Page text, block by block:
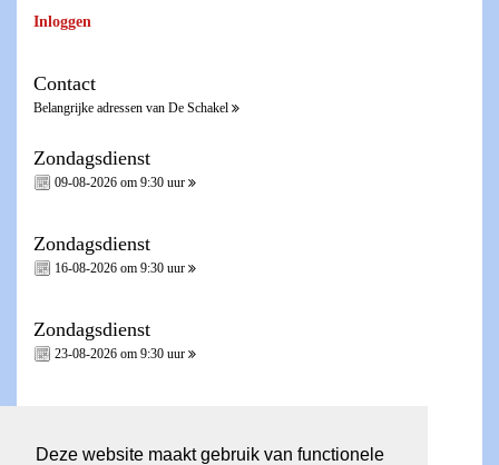
Deze website maakt gebruik van functionele
Inloggen
Contact
Belangrijke adressen van De Schakel
Zondagsdienst
09-08-2026 om 9:30 uur
Zondagsdienst
16-08-2026 om 9:30 uur
Zondagsdienst
23-08-2026 om 9:30 uur